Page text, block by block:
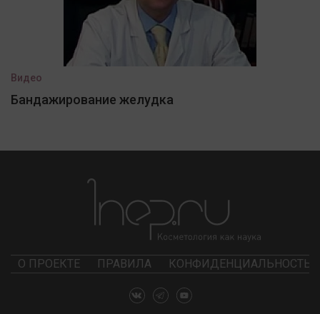
Видео
Бандажирование желудка
О ПРОЕКТЕ ПРАВИЛА КОНФИДЕНЦИАЛЬНОСТЬ